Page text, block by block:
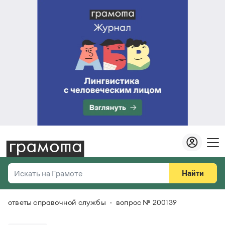
Искать на Грамоте
Справочная служба
Найти
Везде
ответы справочной службы вопрос № 200139